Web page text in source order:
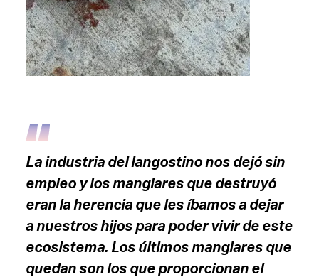
La industria del langostino nos dejó sin
empleo y los manglares que destruyó
eran la herencia que les íbamos a dejar
a nuestros hijos para poder vivir de este
ecosistema. Los últimos manglares que
quedan son los que proporcionan el